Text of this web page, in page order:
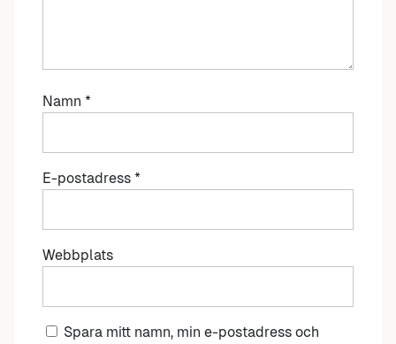
Namn *
E-postadress *
Webbplats
Spara mitt namn, min e-postadress och